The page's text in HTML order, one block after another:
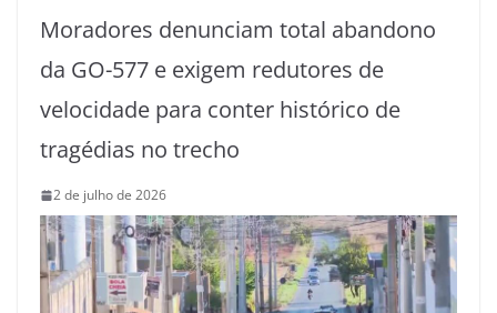
Moradores denunciam total abandono
da GO-577 e exigem redutores de
velocidade para conter histórico de
tragédias no trecho
2 de julho de 2026